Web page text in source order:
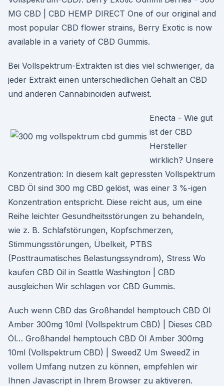
MG CBD | CBD HEMP DIRECT One of our original and
most popular CBD flower strains, Berry Exotic is now
available in a variety of CBD Gummis.
Bei Vollspektrum-Extrakten ist dies viel schwieriger, da
jeder Extrakt einen unterschiedlichen Gehalt an CBD
und anderen Cannabinoiden aufweist.
Enecta - Wie gut
ist der CBD
Hersteller
wirklich? Unsere
Konzentration: In diesem kalt gepressten Vollspektrum
CBD Öl sind 300 mg CBD gelöst, was einer 3 %-igen
Konzentration entspricht. Diese reicht aus, um eine
Reihe leichter Gesundheitsstörungen zu behandeln,
wie z. B. Schlafstörungen, Kopfschmerzen,
Stimmungsstörungen, Übelkeit, PTBS
(Posttraumatisches Belastungssyndrom), Stress Wo
kaufen CBD Oil in Seattle Washington | CBD
ausgleichen Wir schlagen vor CBD Gummis.
Auch wenn CBD das Großhandel hemptouch CBD Öl
Amber 300mg 10ml (Vollspektrum CBD) | Dieses CBD
Öl… Großhandel hemptouch CBD Öl Amber 300mg
10ml (Vollspektrum CBD) | SweedZ Um SweedZ in
vollem Umfang nutzen zu können, empfehlen wir
Ihnen Javascript in Ihrem Browser zu aktiveren.